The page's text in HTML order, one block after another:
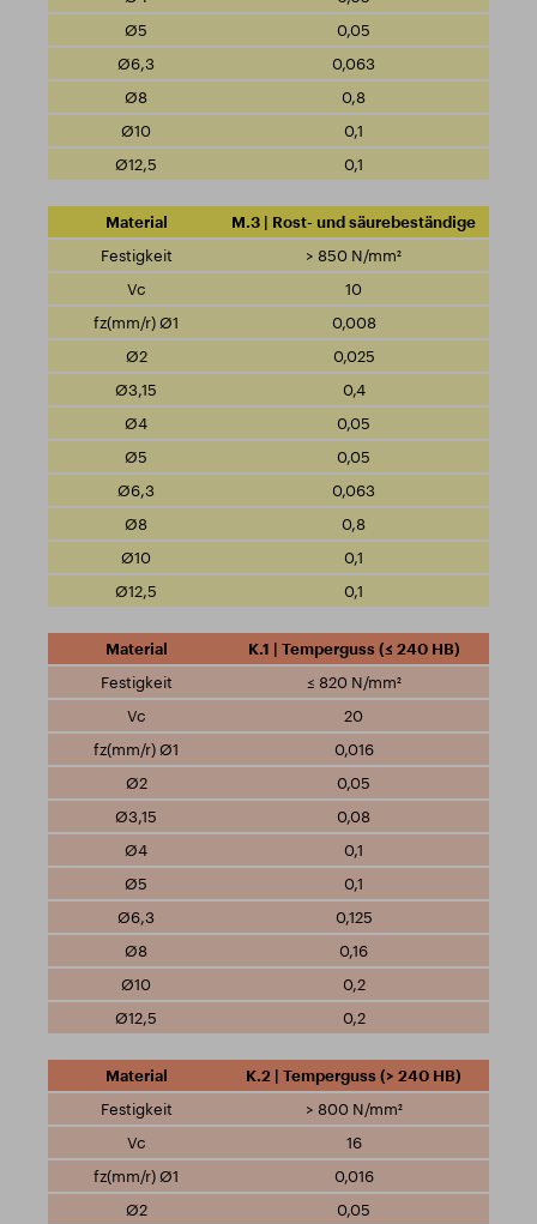
0,05
0,063
0,8
0,1
0,1
M.3 | Rost- und säurebeständige
> 850 N/mm²
10
0,008
0,025
0,4
0,05
0,05
0,063
0,8
0,1
0,1
K.1 | Temperguss (≤ 240 HB)
≤ 820 N/mm²
20
0,016
0,05
0,08
0,1
0,1
0,125
0,16
0,2
0,2
K.2 | Temperguss (> 240 HB)
> 800 N/mm²
16
0,016
0,05